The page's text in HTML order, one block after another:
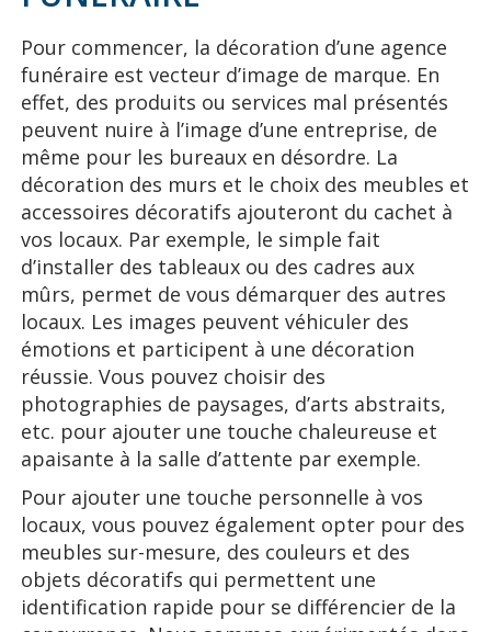
Pour commencer, la décoration d’une agence
funéraire est vecteur d’image de marque. En
effet, des produits ou services mal présentés
peuvent nuire à l’image d’une entreprise, de
même pour les bureaux en désordre. La
décoration des murs et le choix des meubles et
accessoires décoratifs ajouteront du cachet à
vos locaux. Par exemple, le simple fait
d’installer des tableaux ou des cadres aux
mûrs, permet de vous démarquer des autres
locaux. Les images peuvent véhiculer des
émotions et participent à une décoration
réussie. Vous pouvez choisir des
photographies de paysages, d’arts abstraits,
etc. pour ajouter une touche chaleureuse et
apaisante à la salle d’attente par exemple.
Pour ajouter une touche personnelle à vos
locaux, vous pouvez également opter pour des
meubles sur-mesure, des couleurs et des
objets décoratifs qui permettent une
identification rapide pour se différencier de la